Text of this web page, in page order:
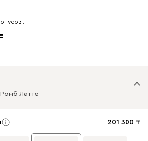
Латте
201 300